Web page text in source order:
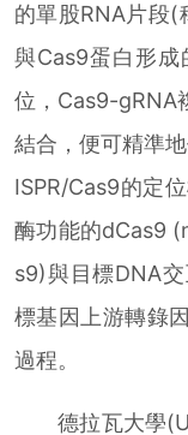
的單股RNA片段(
與Cas9蛋白形成
位，Cas9-gRNA
結合，便可精準
ISPR/Cas9的定
酶功能的dCas9
s9)與目標DNA
標基因上游轉錄
過程。
德拉瓦大學